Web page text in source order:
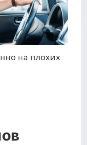
на плохих